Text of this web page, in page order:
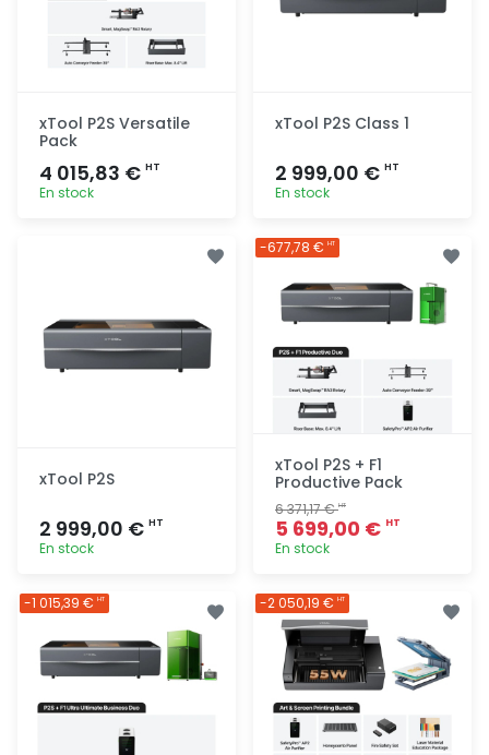
xTool P2S Versatile
Pack
4 015,83 € HT
En stock
xTool P2S Class 1
2 999,00 € HT
En stock
xTool P2S
2 999,00 € HT
En stock
xTool P2S + F1
Productive Pack
6 371,17 €HT
5 699,00 € HT
En stock
rapide
-677,78 € HT
-1 015,39 € HT -2 050,19 € HT